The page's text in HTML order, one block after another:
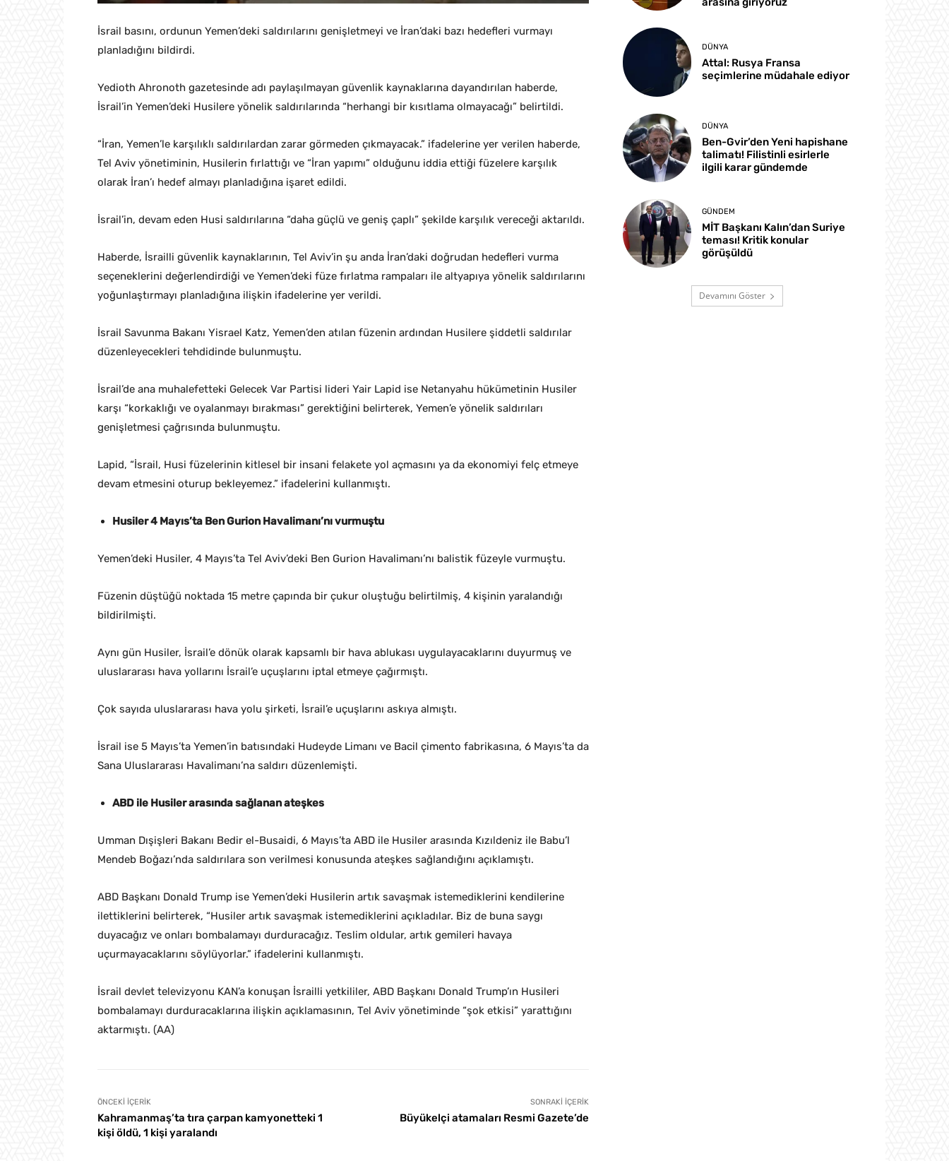
İsrail basını, ordunun Yemen’deki saldırılarını genişletmeyi ve İran’daki bazı hedefleri vurmayı
planladığını bildirdi.
Yedioth Ahronoth gazetesinde adı paylaşılmayan güvenlik kaynaklarına dayandırılan haberde,
İsrail’in Yemen’deki Husilere yönelik saldırılarında “herhangi bir kısıtlama olmayacağı” belirtildi.
“İran, Yemen’le karşılıklı saldırılardan zarar görmeden çıkmayacak.” ifadelerine yer verilen haberde,
Tel Aviv yönetiminin, Husilerin fırlattığı ve “İran yapımı” olduğunu iddia ettiği füzelere karşılık
olarak İran’ı hedef almayı planladığına işaret edildi.
İsrail’in, devam eden Husi saldırılarına “daha güçlü ve geniş çaplı” şekilde karşılık vereceği aktarıldı.
Haberde, İsrailli güvenlik kaynaklarının, Tel Aviv’in şu anda İran’daki doğrudan hedefleri vurma
seçeneklerini değerlendirdiği ve Yemen’deki füze fırlatma rampaları ile altyapıya yönelik saldırılarını
yoğunlaştırmayı planladığına ilişkin ifadelerine yer verildi.
İsrail Savunma Bakanı Yisrael Katz, Yemen’den atılan füzenin ardından Husilere şiddetli saldırılar
düzenleyecekleri tehdidinde bulunmuştu.
İsrail’de ana muhalefetteki Gelecek Var Partisi lideri Yair Lapid ise Netanyahu hükümetinin Husiler
karşı “korkaklığı ve oyalanmayı bırakması” gerektiğini belirterek, Yemen’e yönelik saldırıları
genişletmesi çağrısında bulunmuştu.
Lapid, “İsrail, Husi füzelerinin kitlesel bir insani felakete yol açmasını ya da ekonomiyi felç etmeye
devam etmesini oturup bekleyemez.” ifadelerini kullanmıştı.
Husiler 4 Mayıs’ta Ben Gurion Havalimanı’nı vurmuştu
Yemen’deki Husiler, 4 Mayıs’ta Tel Aviv’deki Ben Gurion Havalimanı’nı balistik füzeyle vurmuştu.
Füzenin düştüğü noktada 15 metre çapında bir çukur oluştuğu belirtilmiş, 4 kişinin yaralandığı
bildirilmişti.
Aynı gün Husiler, İsrail’e dönük olarak kapsamlı bir hava ablukası uygulayacaklarını duyurmuş ve
uluslararası hava yollarını İsrail’e uçuşlarını iptal etmeye çağırmıştı.
Çok sayıda uluslararası hava yolu şirketi, İsrail’e uçuşlarını askıya almıştı.
İsrail ise 5 Mayıs’ta Yemen’in batısındaki Hudeyde Limanı ve Bacil çimento fabrikasına, 6 Mayıs’ta da
Sana Uluslararası Havalimanı’na saldırı düzenlemişti.
ABD ile Husiler arasında sağlanan ateşkes
Umman Dışişleri Bakanı Bedir el-Busaidi, 6 Mayıs’ta ABD ile Husiler arasında Kızıldeniz ile Babu’l
Mendeb Boğazı’nda saldırılara son verilmesi konusunda ateşkes sağlandığını açıklamıştı.
ABD Başkanı Donald Trump ise Yemen’deki Husilerin artık savaşmak istemediklerini kendilerine
ilettiklerini belirterek, “Husiler artık savaşmak istemediklerini açıkladılar. Biz de buna saygı
duyacağız ve onları bombalamayı durduracağız. Teslim oldular, artık gemileri havaya
uçurmayacaklarını söylüyorlar.” ifadelerini kullanmıştı.
İsrail devlet televizyonu KAN’a konuşan İsrailli yetkililer, ABD Başkanı Donald Trump’ın Husileri
bombalamayı durduracaklarına ilişkin açıklamasının, Tel Aviv yönetiminde “şok etkisi” yarattığını
aktarmıştı. (AA)
ÖNCEKI İÇERIK
Kahramanmaş’ta tıra çarpan kamyonetteki 1
kişi öldü, 1 kişi yaralandı
SONRAKI İÇERIK
Büyükelçi atamaları Resmi Gazete’de
DÜNYA
Attal: Rusya Fransa
seçimlerine müdahale ediyor
DÜNYA
Ben-Gvir’den Yeni hapishane
talimatı! Filistinli esirlerle
ilgili karar gündemde
GÜNDEM
MİT Başkanı Kalın’dan Suriye
teması! Kritik konular
görüşüldü
Devamını Göster